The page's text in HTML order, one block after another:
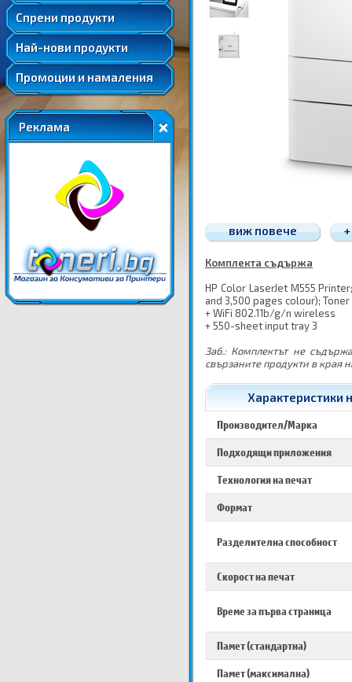
Спрени продукти
Удължени и допълнителни гаранции
Най-нови продукти
Промоции и намаления
Реклама
виж повече
Комплекта съдържа
HP Color LaserJet M555
and 3,500 pages colour);
+ WiFi 802.11b/g/n wireless
+ 550-sheet input tray 3
Заб.: Комплектът не
свързаните продукти в края
Характеристики
Производител/Марка
Подходящи приложения
Технология на печат
Формат
Разделителна способност
Скорост на печат
Време за първа страница
Памет (стандартна)
Памет (максимална)